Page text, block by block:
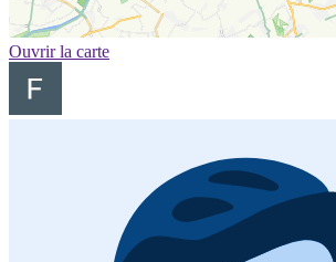
Ouvrir la carte